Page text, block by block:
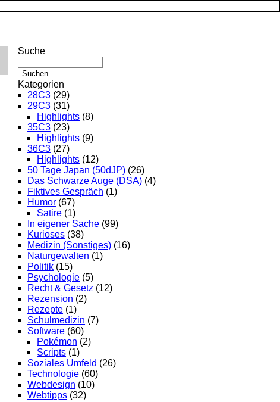
Suche
Kategorien
28C3 (29)
29C3 (31)
Highlights (8)
35C3 (23)
Highlights (9)
36C3 (27)
Highlights (12)
50 Tage Japan (50dJP) (26)
Das Schwarze Auge (DSA) (4)
Fiktives Gespräch (1)
Humor (67)
Satire (1)
In eigener Sache (99)
Kurioses (38)
Medizin (Sonstiges) (16)
Naturgewalten (1)
Politik (15)
Psychologie (5)
Recht & Gesetz (12)
Rezension (2)
Rezepte (1)
Schulmedizin (7)
Software (60)
Pokémon (2)
Scripts (1)
Soziales Umfeld (26)
Technologie (60)
Webdesign (10)
Webtipps (32)